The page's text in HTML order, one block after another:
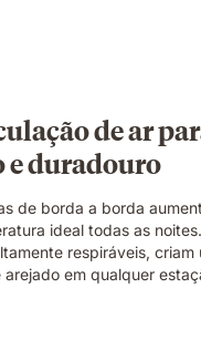
de ar
e duradouro
de borda a borda
ideal todas as
respiráveis, criam
arejado em qualquer